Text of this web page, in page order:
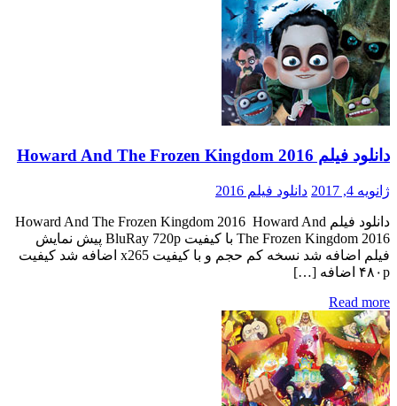
دانلود فیلم Howard And The Frozen Kingdom 2016
ژانویه 4, 2017 دانلود فیلم 2016
دانلود فیلم Howard And The Frozen Kingdom 2016 Howard And
The Frozen Kingdom 2016 با کیفیت BluRay 720p پیش نمایش
فیلم اضافه شد نسخه کم حجم و با کیفیت x265 اضافه شد کیفیت
۴۸۰p اضافه […]
Read more